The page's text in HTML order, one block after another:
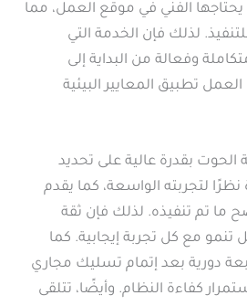
يحتاجها الفني في موقع العمل، مما
لذلك فإن الخدمة التي
وفعالة من البداية إلى
العمل تطبيق المعايير البيئية
بقدرة عالية على تحديد
لتجربته الواسعة، كما يقدم
ما تم تنفيذه. لذلك فإن ثقة
تنمو مع كل تجربة إيجابية. كما
دورية بعد إتمام تسليك مجاري
كفاءة النظام. وأيضًا، تتلقى